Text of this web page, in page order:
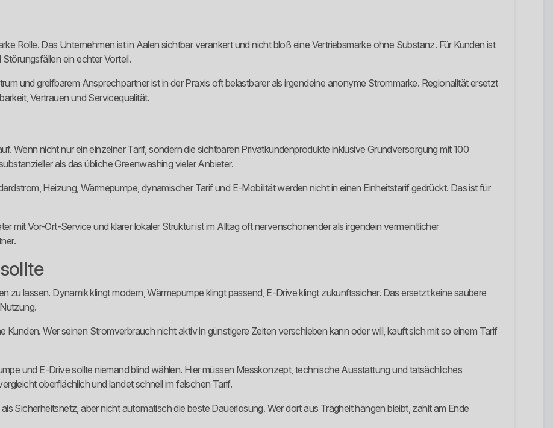
Rolle. Das Unternehmen ist in Aalen sichtbar verankert und nicht bloß eine Vertriebsmarke ohne Substanz. Für Kunden ist
ein echter Vorteil.
und greifbarem Ansprechpartner ist in der Praxis oft belastbarer als irgendeine anonyme Strommarke. Regionalität ersetzt
Vertrauen und Servicequalität.
Wenn nicht nur ein einzelner Tarif, sondern die sichtbaren Privatkundenprodukte inklusive Grundversorgung mit 100
als das übliche Greenwashing vieler Anbieter.
Heizung, Wärmepumpe, dynamischer Tarif und E-Mobilität werden nicht in einen Einheitstarif gedrückt. Das ist für
mit Vor-Ort-Service und klarer lokaler Struktur ist im Alltag oft nervenschonender als irgendein vermeintlicher
zu lassen. Dynamik klingt modern, Wärmepumpe klingt passend, E-Drive klingt zukunftssicher. Das ersetzt keine saubere
Wer seinen Stromverbrauch nicht aktiv in günstigere Zeiten verschieben kann oder will, kauft sich mit so einem Tarif
und E-Drive sollte niemand blind wählen. Hier müssen Messkonzept, technische Ausstattung und tatsächliches
oberflächlich und landet schnell im falschen Tarif.
Sicherheitsnetz, aber nicht automatisch die beste Dauerlösung. Wer dort aus Trägheit hängen bleibt, zahlt am Ende